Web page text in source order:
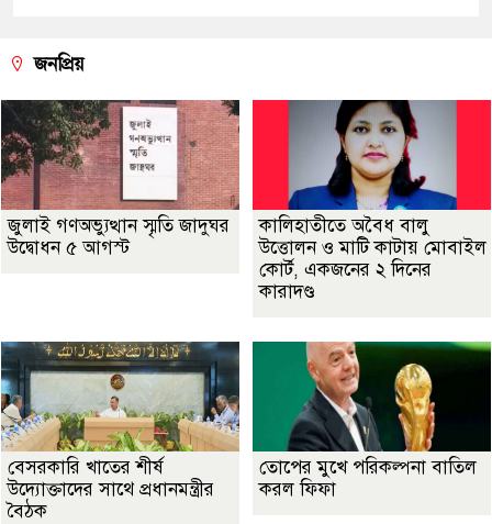
জনপ্রিয়
জুলাই গণঅভ্যুত্থান স্মৃতি জাদুঘর
উদ্বোধন ৫ আগস্ট
কালিহাতীতে অবৈধ বালু
উত্তোলন ও মাটি কাটায় মোবাইল
কোর্ট, একজনের ২ দিনের
কারাদণ্ড
বেসরকারি খাতের শীর্ষ
উদ্যোক্তাদের সাথে প্রধানমন্ত্রীর
বৈঠক
তোপের মুখে পরিকল্পনা বাতিল
করল ফিফা